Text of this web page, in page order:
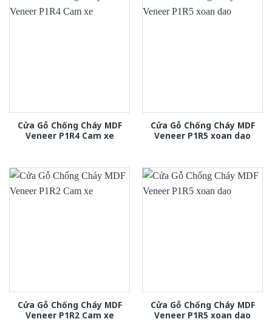
Cửa Gỗ Chống Cháy MDF
Veneer P1R4 Cam xe
Cửa Gỗ Chống Cháy MDF
Veneer P1R5 xoan dao
Cửa Gỗ Chống Cháy MDF
Veneer P1R2 Cam xe
Cửa Gỗ Chống Cháy MDF
Veneer P1R5 xoan dao